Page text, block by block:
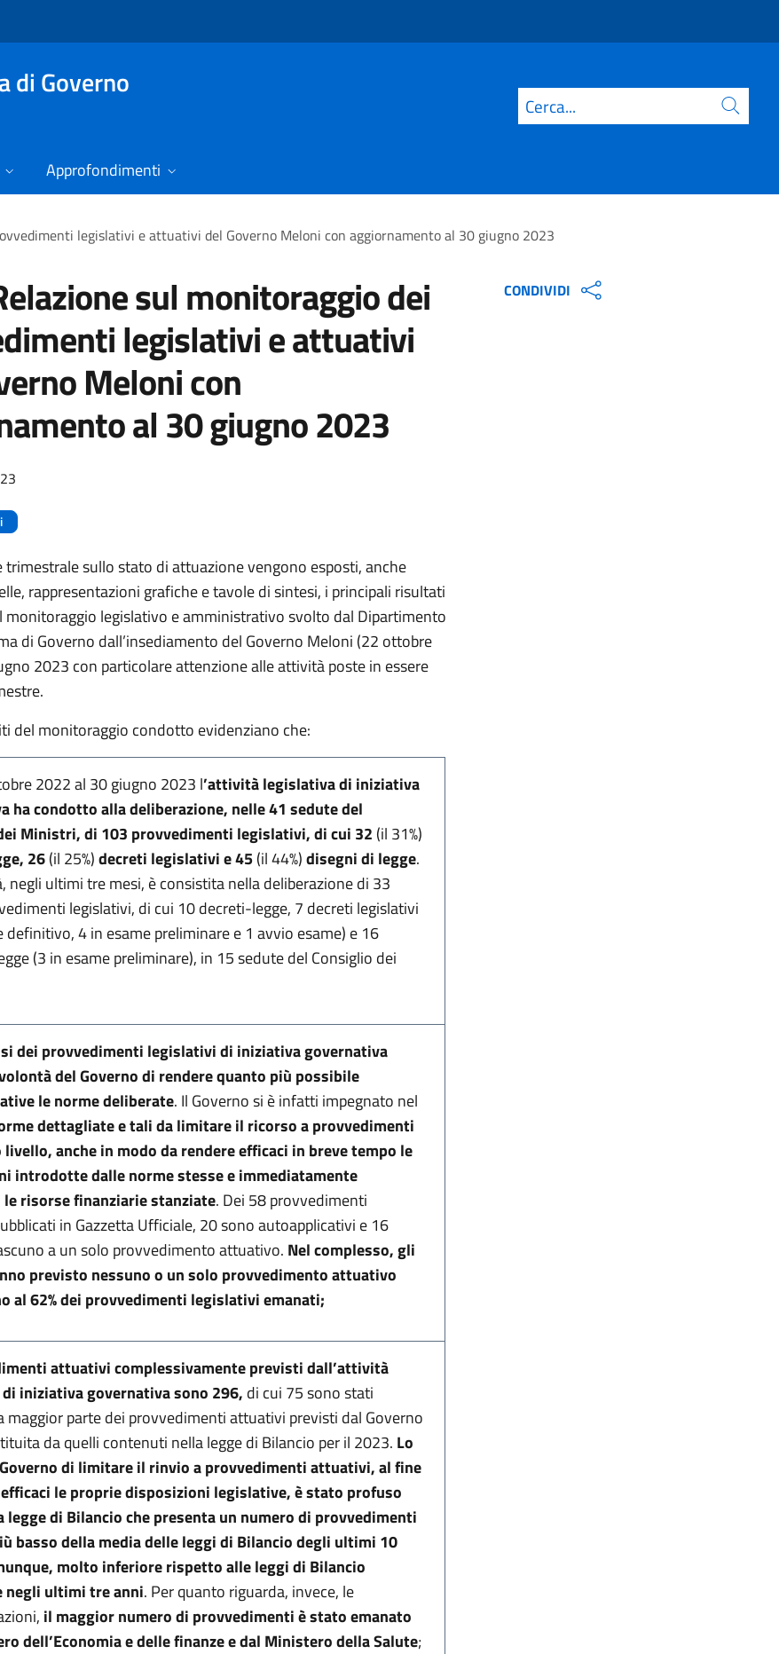
di Governo
Cerca
Approfondimenti
legislativi e attuativi del Governo Meloni con aggiornamento al 30 giugno 2023
sul monitoraggio dei
legislativi e attuativi
Meloni con
al 30 giugno 2023
trimestrale sullo stato di attuazione vengono esposti, anche
rappresentazioni grafiche e tavole di sintesi, i principali risultati
monitoraggio legislativo e amministrativo svolto dal Dipartimento
di Governo dall’insediamento del Governo Meloni (22 ottobre
2023 con particolare attenzione alle attività poste in essere
del monitoraggio condotto evidenziano che:
2022 al 30 giugno 2023 l’attività legislativa di iniziativa
ha condotto alla deliberazione, nelle 41 sedute del
Ministri, di 103 provvedimenti legislativi, di cui 32 (il 31%)
26(il 25%)decreti legislativi e 45(il 44%)disegni di legge.
negli ultimi tre mesi, è consistita nella deliberazione di 33
legislativi, di cui 10 decreti-legge, 7 decreti legislativi
definitivo, 4 in esame preliminare e 1 avvio esame) e 16
(3 in esame preliminare), in 15 sedute del Consiglio dei
dei provvedimenti legislativi di iniziativa governativa
del Governo di rendere quanto più possibile
le norme deliberate. Il Governo si è infatti impegnato nel
dettagliate e tali da limitare il ricorso a provvedimenti
livello, anche in modo da rendere efficaci in breve tempo le
introdotte dalle norme stesse e immediatamente
risorse finanziarie stanziate. Dei 58 provvedimenti
in Gazzetta Ufficiale, 20 sono autoapplicativi e 16
a un solo provvedimento attuativo. Nel complesso, gli
previsto nessuno o un solo provvedimento attuativo
al 62% dei provvedimenti legislativi emanati;
attuativi complessivamente previsti dall’attività
iniziativa governativa sono 296, di cui 75 sono stati
maggior parte dei provvedimenti attuativi previsti dal Governo
da quelli contenuti nella legge di Bilancio per il 2023. Lo
di limitare il rinvio a provvedimenti attuativi, al fine
le proprie disposizioni legislative, è stato profuso
legge di Bilancio che presenta un numero di provvedimenti
basso della media delle leggi di Bilancio degli ultimi 10
molto inferiore rispetto alle leggi di Bilancio
negli ultimi tre anni. Per quanto riguarda, invece, le
il maggior numero di provvedimenti è stato emanato
dell’Economia e delle finanze e dal Ministero della Salute;
CONDIVIDI